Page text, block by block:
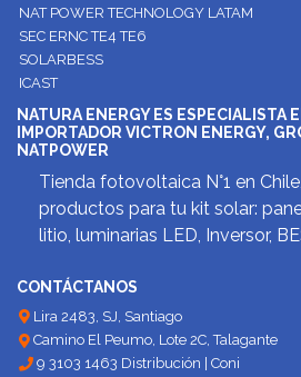
NAT POWER TECHNOLOGY LATAM
SEC ERNC TE4 TE6
SOLARBESS
ICAST
NATURA ENERGY ES ESPECIALISTA
IMPORTADOR VICTRON ENERGY,
NATPOWER
Tienda fotovoltaica N°1 en
productos para tu kit solar:
litio, luminarias LED, Inversor,
CONTÁCTANOS
Lira 2483, SJ, Santiago
Camino El Peumo, Lote 2C, Talagante
9 3103 1463 Distribución | Coni